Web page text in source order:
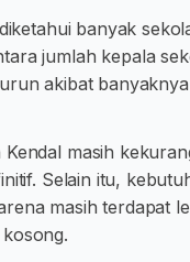
banyak
jumlah kepala
akibat
masih
Selain itu,
masih terdapat